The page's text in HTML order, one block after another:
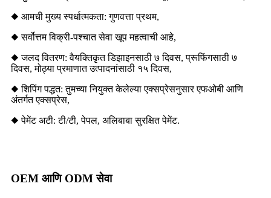
◆ आमची मुख्य स्पर्धात्मकता: गुणवत्ता प्रथम,
◆ सर्वोत्तम विक्री-पश्चात सेवा खूप महत्वाची आहे,
◆ जलद वितरण: वैयक्तिकृत डिझाइनसाठी ७ दिवस, प्रूफिंगसाठी ७
दिवस, मोठ्या प्रमाणात उत्पादनांसाठी १५ दिवस,
◆ शिपिंग पद्धत: तुमच्या नियुक्त केलेल्या एक्सप्रेसनुसार एफओबी आणि
अंतर्गत एक्सप्रेस,
◆ पेमेंट अटी: टी/टी, पेपल, अलिबाबा सुरक्षित पेमेंट.
OEM आणि ODM सेवा